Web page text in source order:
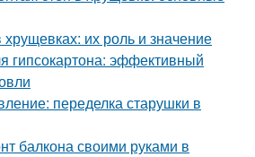
их роль и значение
гипсокартона: эффективный
переделка старушки в
балкона своими руками в